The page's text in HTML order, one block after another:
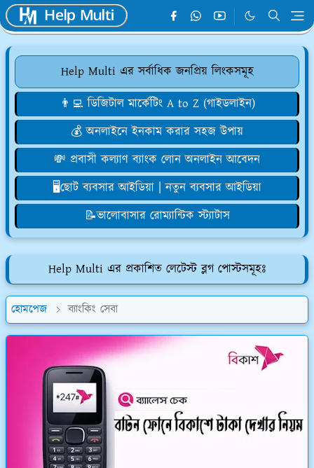
Help Multi এর সর্বাধিক জনপ্রিয় লিংকসমূহ
👨‍💻 ডিজিটাল মার্কেটিং A to Z (গাইডলাইন)
💰 অনলাইনে ইনকাম করার সহজ উপায়
💸 প্রবাসী কল্যাণ ব্যাংক লোন অনলাইন আবেদন
🖥️ছোট ব্যবসার আইডিয়া | নতুন ব্যবসার আইডিয়া
📝ভালোবাসার রোম্যান্টিক স্ট্যাটাস
Help Multi এর প্রকাশিত লেটেস্ট ব্লগ পোস্টসমূহঃ
হোমপেজ ব্যাংকিং সেবা